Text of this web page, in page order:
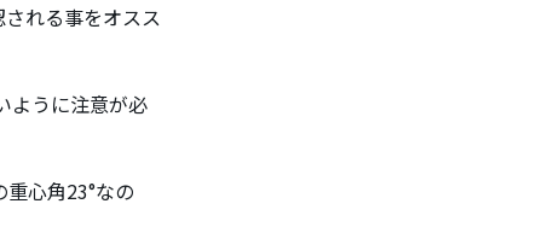
れる事をオスス
ように注意が必
心角23°なの